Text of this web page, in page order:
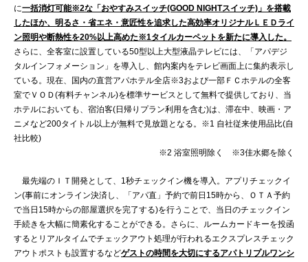
に一括消灯可能※2な「おやすみスイッチ(GOOD NIGHTスイッチ)」を搭載
したほか、明るさ・省エネ・意匠性を追求した高効率オリジナルＬＥＤライ
ン照明や断熱性を20%以上高めた※1タイルカーペットを新たに導入した。
さらに、全客室に設置している50型以上大型液晶テレビには、「アパデジ
タルインフォメーション」を導入し、館内案内をテレビ画面上に集約表示し
ている。現在、国内の直営アパホテル全店※3および一部ＦＣホテルの全客
室でＶＯＤ(有料チャンネル)を標準サービスとして無料で提供しており、当
ホテルにおいても、宿泊客(日帰りプラン利用を含む)は、滞在中、映画・ア
ニメなど200タイトル以上が無料で見放題となる。※1 自社従来使用品比(自
社比較)
※2 浴室照明除く ※3佳水郷を除く
最先端のＩＴ開発として、1秒チェックイン機を導入。アプリチェックイ
ン(事前にオンライン決済し、「アパ直」予約で前日15時から、ＯＴＡ予約
で当日15時からの部屋選択を完了する)を行うことで、当日のチェックイン
手続きを大幅に簡素化することができる。さらに、ルームカードキーを投函
するとリアルタイムでチェックアウト処理が行われるエクスプレスチェック
アウトポストも設置するなどゲストの時間を大切にするアパトリプルワンシ